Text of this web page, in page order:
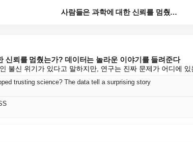
사람들은 과학에 대한 신뢰를 멈췄는가? 데이터는 놀라운...
신뢰를 멈췄는가? 데이터는 놀라운 이야기를 들려준다
불신 위기가 있다고 말하지만, 연구는 진짜 문제가 어디에 있
trusting science? The data tell a surprising story